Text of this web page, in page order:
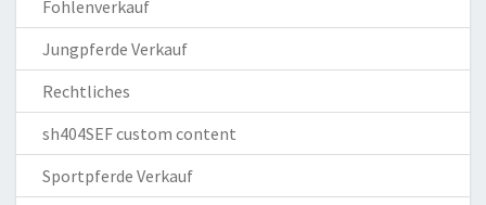
Fohlenverkauf
Jungpferde Verkauf
Rechtliches
sh404SEF custom content
Sportpferde Verkauf